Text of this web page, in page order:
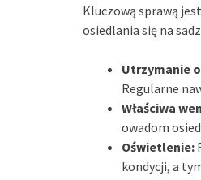
Kluczową sprawą
osiedlania się na
Utrzymanie
Regularne
Właściwa
owadom
Oświetlenie:
kondycji, a